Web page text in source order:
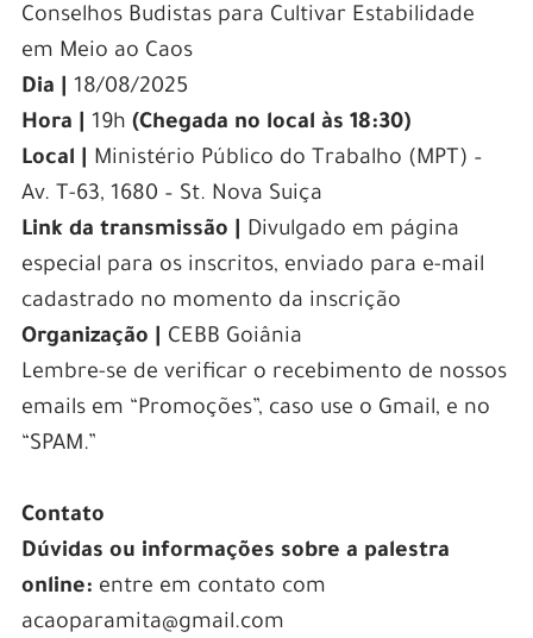
Conselhos Budistas para Cultivar Estabilidade
em Meio ao Caos
Dia |
18/08/2025
Hora | 19h (Chegada no local às 18:30)
Local | Ministério Público do Trabalho (MPT) –
Av. T-63, 1680 – St. Nova Suiça
Link da transmissão |
Divulgado em página
especial para os inscritos, enviado para e-mail
cadastrado no momento da inscrição
Organização |
CEBB Goiânia
Lembre-se de verificar o recebimento de nossos
emails em “Promoções”, caso use o Gmail, e no
“SPAM.”
Contato
Dúvidas ou informações sobre a palestra
online: entre em contato com
acaoparamita@gmail.com